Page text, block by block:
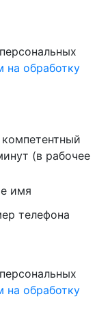
на обработку
(в рабочее
имя
телефона
на обработку